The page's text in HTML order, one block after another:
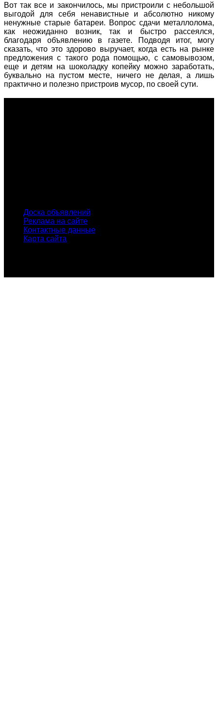
Вот так все и закончилось, мы пристроили с небольшой
выгодой для себя ненавистные и абсолютно никому
ненужные старые батареи. Вопрос сдачи металлолома,
как неожиданно возник, так и быстро рассеялся,
благодаря объявлению в газете. Подводя итог, могу
сказать, что это здорово выручает, когда есть на рынке
предложения с такого рода помощью, с самовывозом,
еще и детям на шоколадку копейку можно заработать,
буквально на пустом месте, ничего не делая, а лишь
практично и полезно пристроив мусор, по своей сути.
Доска объявлений
Реклама на сайте
Контактные данные
Карта сайта